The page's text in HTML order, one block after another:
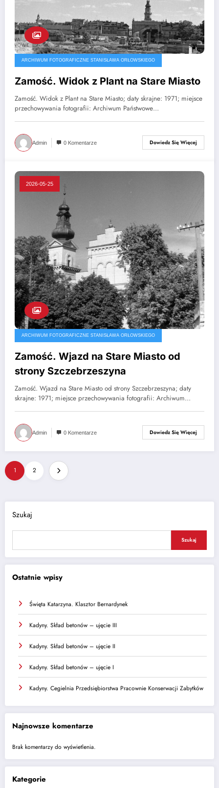
ARCHIWUM FOTOGRAFICZNE STANISŁAWA ORŁOWSKIEGO
Zamość. Widok z Plant na Stare Miasto
Zamość. Widok z Plant na Stare Miasto; daty skrajne: 1971; miejsce
przechowywania fotografii: Archiwum Państwowe…
Admin 0 Komentarze Dowiedz Się Więcej
2026-05-25
ARCHIWUM FOTOGRAFICZNE STANISŁAWA ORŁOWSKIEGO
Zamość. Wjazd na Stare Miasto od
strony Szczebrzeszyna
Zamość. Wjazd na Stare Miasto od strony Szczebrzeszyna; daty
skrajne: 1971; miejsce przechowywania fotografii: Archiwum…
Admin 0 Komentarze Dowiedz Się Więcej
Stronicowanie
wpisów
1 2
Szukaj
Szukaj
Ostatnie wpisy
Święta Katarzyna. Klasztor Bernardynek
Kadyny. Skład betonów – ujęcie III
Kadyny. Skład betonów – ujęcie II
Kadyny. Skład betonów – ujęcie I
Kadyny. Cegielnia Przedsiębiorstwa Pracownie Konserwacji Zabytków
Najnowsze komentarze
Brak komentarzy do wyświetlenia.
Kategorie